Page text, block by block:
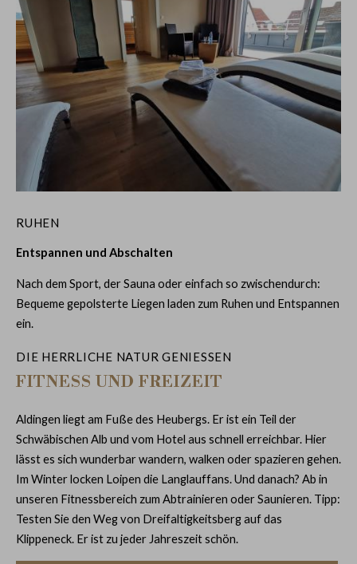
RUHEN
Entspannen und Abschalten
Nach dem Sport, der Sauna oder einfach so zwischendurch:
Bequeme gepolsterte Liegen laden zum Ruhen und Entspannen
ein.
DIE HERRLICHE NATUR GENIESSEN
FITNESS UND FREIZEIT
Aldingen liegt am Fuße des Heubergs. Er ist ein Teil der
Schwäbischen Alb und vom Hotel aus schnell erreichbar. Hier
lässt es sich wunderbar wandern, walken oder spazieren gehen.
Im Winter locken Loipen die Langlauffans. Und danach? Ab in
unseren Fitnessbereich zum Abtrainieren oder Saunieren. Tipp:
Testen Sie den Weg von Dreifaltigkeitsberg auf das
Klippeneck. Er ist zu jeder Jahreszeit schön.